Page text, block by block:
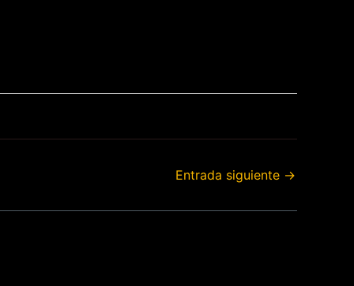
Entrada siguiente →